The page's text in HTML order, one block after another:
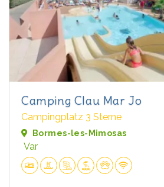
Camping Clau Mar Jo
Campingplatz 3 Sterne
Bormes-les-Mimosas
Var